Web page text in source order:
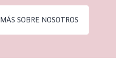
MÁS SOBRE NOSOTROS